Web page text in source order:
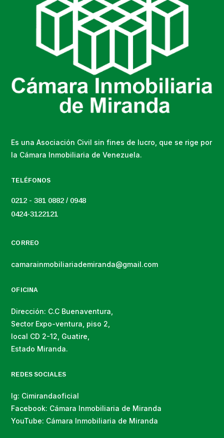
Es una Asociación Civil sin fines de lucro, que se rige por
la Cámara Inmobiliaria de Venezuela.
TELÉFONOS
0212 - 381 0882 / 0948
0424-3122121
CORREO
camarainmobiliariademiranda@gmail.com
OFICINA
Dirección: C.C Buenaventura,
Sector Expo-ventura, piso 2,
local CD 2-12, Guatire,
Estado Miranda.
REDES SOCIALES
Ig: Cimirandaoficial
Facebook: Cámara Inmobiliaria de Miranda
YouTube: Cámara Inmobiliaria de Miranda